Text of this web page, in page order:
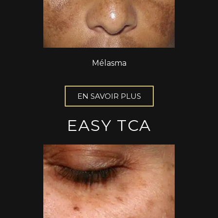
Mélasma
EN SAVOIR PLUS
EASY TCA